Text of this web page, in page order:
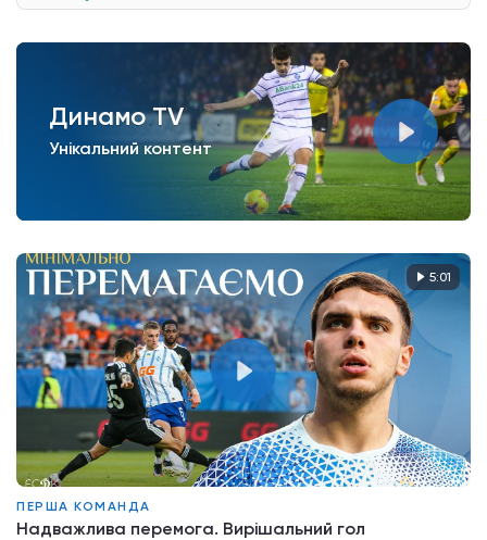
Динамо TV
Унікальний контент
5:01
ПЕРША КОМАНДА
Надважлива перемога. Вирішальний гол